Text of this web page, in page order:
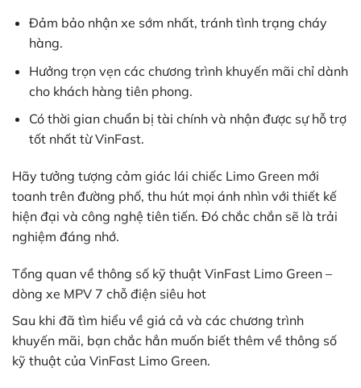
Đảm bảo nhận xe sớm nhất, tránh tình trạng cháy
hàng.
Hưởng trọn vẹn các chương trình khuyến mãi chỉ dành
cho khách hàng tiên phong.
Có thời gian chuẩn bị tài chính và nhận được sự hỗ trợ
tốt nhất từ VinFast.
Hãy tưởng tượng cảm giác lái chiếc Limo Green mới
toanh trên đường phố, thu hút mọi ánh nhìn với thiết kế
hiện đại và công nghệ tiên tiến. Đó chắc chắn sẽ là trải
nghiệm đáng nhớ.
Tổng quan về thông số kỹ thuật VinFast Limo Green –
dòng xe MPV 7 chỗ điện siêu hot
Sau khi đã tìm hiểu về giá cả và các chương trình
khuyến mãi, bạn chắc hẳn muốn biết thêm về thông số
kỹ thuật của VinFast Limo Green.